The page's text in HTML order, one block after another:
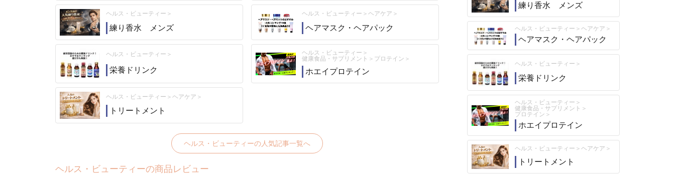
ヘルス・ビューティー
練り香水 メンズ
ヘルス・ビューティー ヘアケア
ヘアマスク・ヘアパック
ヘルス・ビューティー
栄養ドリンク
ヘルス・ビューティー
健康食品・サプリメント
プロテイン
ホエイプロテイン
ヘルス・ビューティー ヘアケア
トリートメント
ヘルス・ビューティーの人気記事一覧へ
ヘルス・ビューティーの商品レビュー
練り香水 メンズ
ヘルス・ビューティー ヘアケア
ヘアマスク・ヘアパック
ヘルス・ビューティー
栄養ドリンク
ヘルス・ビューティー
健康食品・サプリメント
プロテイン
ホエイプロテイン
ヘルス・ビューティー ヘアケア
トリートメント